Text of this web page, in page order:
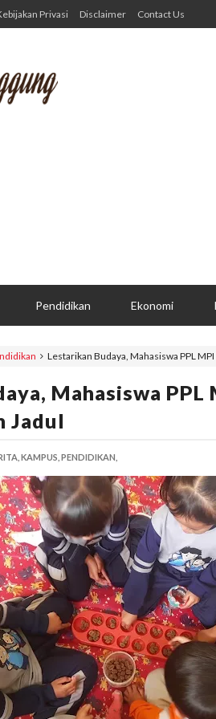
Privasi Disclaimer Contact Us
Pendidikan Ekonomi
Lestarikan Budaya, Mahasiswa PPL
Mahasiswa PPL
Jadul
KAMPUS, PENDIDIKAN,